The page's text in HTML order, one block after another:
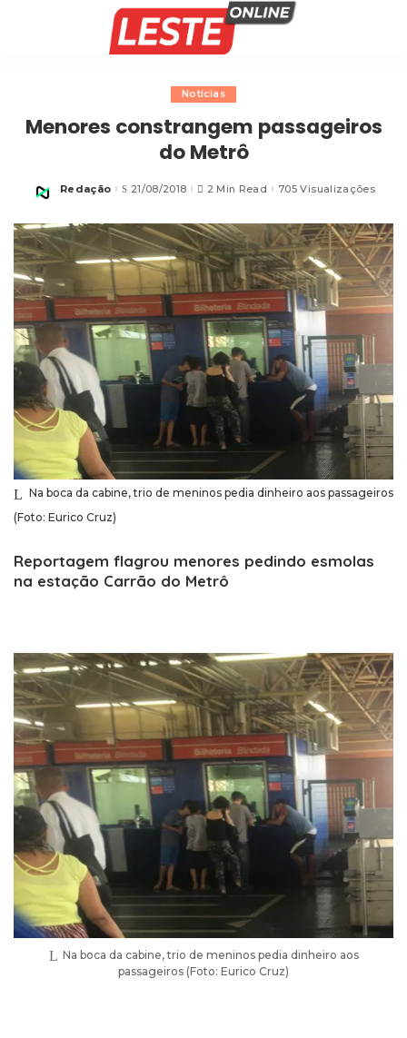
Notícias
Menores constrangem passageiros
do Metrô
Posted
Redação 21/08/2018 2 Min Read 705 Visualizações
Na boca da cabine, trio de meninos pedia dinheiro aos passageiros
(Foto: Eurico Cruz)
Reportagem flagrou menores pedindo esmolas
na estação Carrão do Metrô
Na boca da cabine, trio de meninos pedia dinheiro aos
passageiros (Foto: Eurico Cruz)